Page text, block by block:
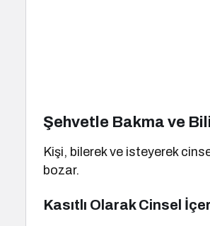
Şehvetle Bakma ve
Kişi, bilerek ve isteyerek
bozar.
Kasıtlı Olarak Cinsel